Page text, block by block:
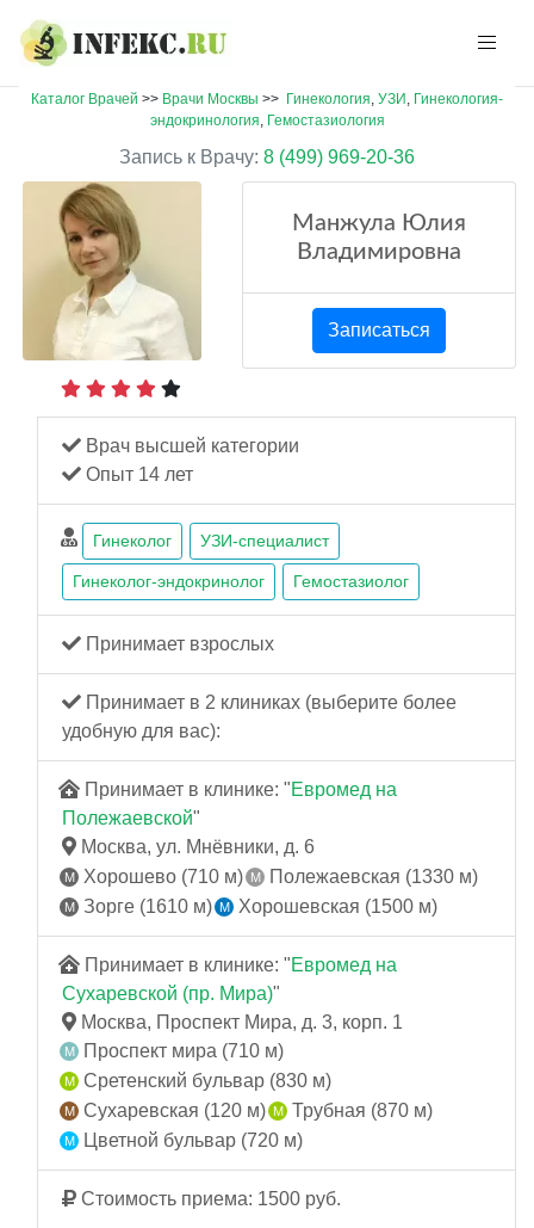
Каталог Врачей >> Врачи Москвы >> Гинекология, УЗИ , Гинекология-
эндокринология, Гемостазиология
Запись к Врачу: 8 (499) 969-20-36
Манжула Юлия
Владимировна
Записаться
Врач высшей категории
Опыт 14 лет
Гинеколог УЗИ-специалист
Гинеколог-эндокринолог Гемостазиолог
Принимает взрослых
Принимает в 2 клиниках (выберите более
удобную для вас):
Принимает в клинике: "Евромед на
Полежаевской"
Москва, ул. Мнёвники, д. 6
Хорошево (710 м)
Полежаевская (1330 м)
Зорге (1610 м)
Хорошевская (1500 м)
Принимает в клинике: "Евромед на
Сухаревской (пр. Мира)"
Москва, Проспект Мира, д. 3, корп. 1
Проспект мира (710 м)
Сретенский бульвар (830 м)
Сухаревская (120 м)
Трубная (870 м)
Цветной бульвар (720 м)
Стоимость приема: 1500 руб.